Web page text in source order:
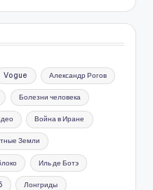
Vogue Александр Рогов
Болезни человека
Война в Иране
Земли
Иль де Ботэ
Лонгриды